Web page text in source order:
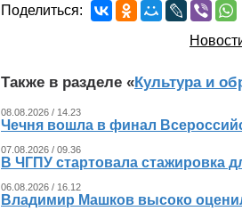
Поделиться:
Также в разделе «Культура и
08.08.2026 / 14.23
Чечня вошла в финал
07.08.2026 / 09.36
В ЧГПУ стартовала стажировка
06.08.2026 / 16.12
Владимир Машков высоко